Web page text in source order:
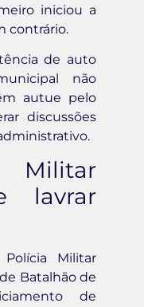
iniciou a
contrário.
de auto
não
autue pelo
discussões
lavrar
Militar
Batalhão de
de